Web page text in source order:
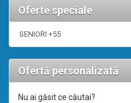
Oferte speciale
SENIORI +55
Ofertă personalizată
Nu ai găsit ce căutai?